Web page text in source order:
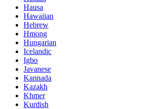
Hausa
Hawaiian
Hebrew
Hmong
Hungarian
Icelandic
Igbo
Javanese
Kannada
Kazakh
Khmer
Kurdish